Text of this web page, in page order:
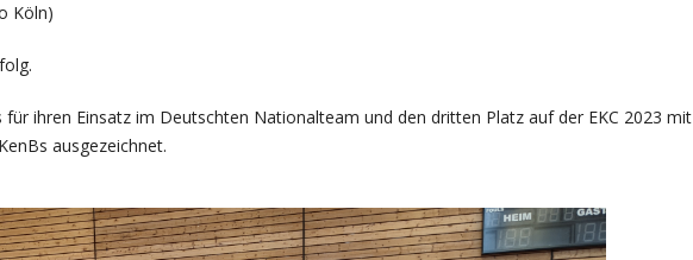
Köln)
ihren Einsatz im Deutschten Nationalteam und den dritten Platz auf der EKC 2023 mit
ausgezeichnet.